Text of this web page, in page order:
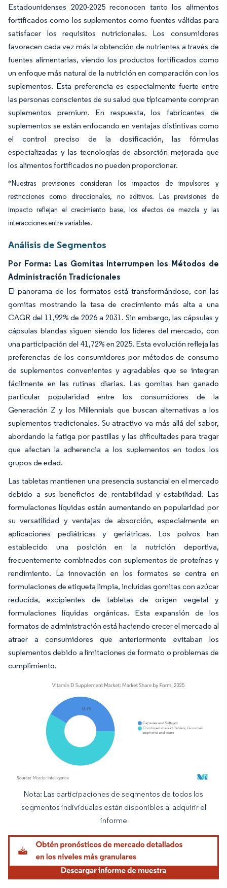
Estadounidenses 2020-2025 reconocen tanto los alimentos
fortificados como los suplementos como fuentes válidas para
satisfacer los requisitos nutricionales. Los consumidores
favorecen cada vez más la obtención de nutrientes a través de
fuentes alimentarias, viendo los productos fortificados como
un enfoque más natural de la nutrición en comparación con los
suplementos. Esta preferencia es especialmente fuerte entre
las personas conscientes de su salud que típicamente compran
suplementos premium. En respuesta, los fabricantes de
suplementos se están enfocando en ventajas distintivas como
el control preciso de la dosificación, las fórmulas
especializadas y las tecnologías de absorción mejorada que
los alimentos fortificados no pueden proporcionar.
*Nuestras previsiones consideran los impactos de impulsores y
restricciones como direccionales, no aditivos. Las previsiones de
impacto reflejan el crecimiento base, los efectos de mezcla y las
interacciones entre variables.
Análisis de Segmentos
Por Forma: Las Gomitas Interrumpen los Métodos de
Administración Tradicionales
El panorama de los formatos está transformándose, con las
gomitas mostrando la tasa de crecimiento más alta a una
CAGR del 11,92% de 2026 a 2031. Sin embargo, las cápsulas y
cápsulas blandas siguen siendo los líderes del mercado, con
una participación del 41,72% en 2025. Esta evolución refleja las
preferencias de los consumidores por métodos de consumo
de suplementos convenientes y agradables que se integran
fácilmente en las rutinas diarias. Las gomitas han ganado
particular popularidad entre los consumidores de la
Generación Z y los Millennials que buscan alternativas a los
suplementos tradicionales. Su atractivo va más allá del sabor,
abordando la fatiga por pastillas y las dificultades para tragar
que afectan la adherencia a los suplementos en todos los
grupos de edad.
Las tabletas mantienen una presencia sustancial en el mercado
debido a sus beneficios de rentabilidad y estabilidad. Las
formulaciones líquidas están aumentando en popularidad por
su versatilidad y ventajas de absorción, especialmente en
aplicaciones pediátricas y geriátricas. Los polvos han
establecido una posición en la nutrición deportiva,
frecuentemente combinados con suplementos de proteínas y
rendimiento. La innovación en los formatos se centra en
formulaciones de etiqueta limpia, incluidas gomitas con azúcar
reducida, excipientes de tabletas de origen vegetal y
formulaciones líquidas orgánicas. Esta expansión de los
formatos de administración está haciendo crecer el mercado al
atraer a consumidores que anteriormente evitaban los
suplementos debido a limitaciones de formato o problemas de
cumplimiento.
Imagen © Mordor Intelligence. El uso requiere atribución según CC BY 4.0.
Nota: Las participaciones de segmentos de todos los
segmentos individuales están disponibles al adquirir el
informe